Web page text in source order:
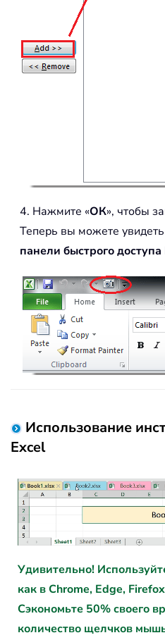
4. Нажмите «ОК», чтобы
Теперь вы можете увидеть
панели быстрого доступа
Использование
Excel
Удивительно!
как в Chrome, Edge,
Сэкономьте 50% своего
количество щелчков